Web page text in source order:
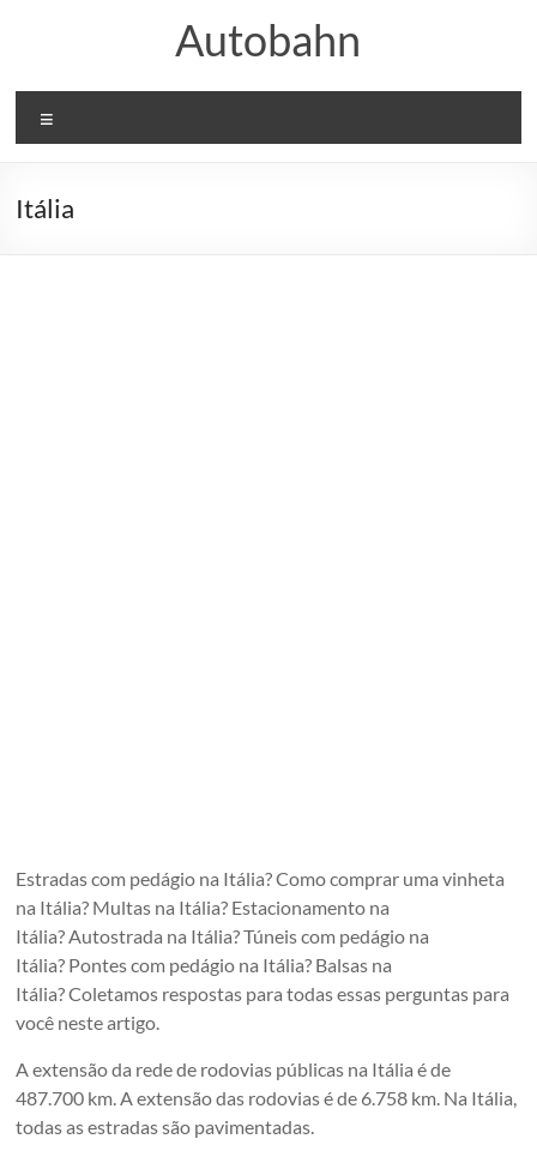
Autobahn
Itália
Estradas com pedágio na Itália? Como comprar uma vinheta
na Itália? Multas na Itália? Estacionamento na
Itália? Autostrada na Itália? Túneis com pedágio na
Itália? Pontes com pedágio na Itália? Balsas na
Itália? Coletamos respostas para todas essas perguntas para
você neste artigo.
A extensão da rede de rodovias públicas na Itália é de
487.700 km. A extensão das rodovias é de 6.758 km. Na Itália,
todas as estradas são pavimentadas.